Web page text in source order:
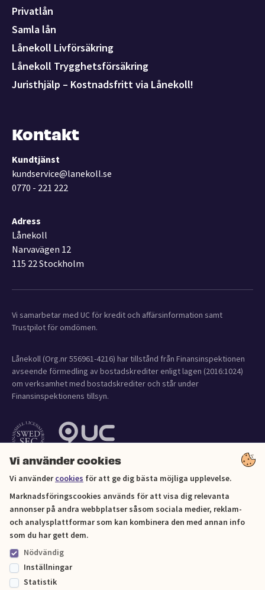
Vi använder cookies
Vi användercookies för att ge dig bästa möjliga upplevelse.
Marknadsföringscookies används för att visa dig relevanta
annonser på andra webbplatser såsom sociala medier, reklam-
och analysplattformar som kan kombinera den med annan info
som du har gett dem.
Nödvändig
Inställningar
Statistik
Privatlån
Samla lån
Lånekoll Livförsäkring
Lånekoll Trygghetsförsäkring
Juristhjälp – Kostnadsfritt via Lånekoll!
Kontakt
Kundtjänst
kundservice@lanekoll.se
0770 - 221 222
Adress
Lånekoll
Narvavägen 12
115 22 Stockholm
Vi samarbetar med UC för kredit och affärsinformation samt
Trustpilot för omdömen.
Lånekoll (Org.nr 556961-4216) har tillstånd från Finansinspektionen
avseende förmedling av bostadskrediter enligt lagen (2016:1024)
om verksamhet med bostadskrediter och står under
Finansinspektionens tillsyn.
Cookies
Sitemap